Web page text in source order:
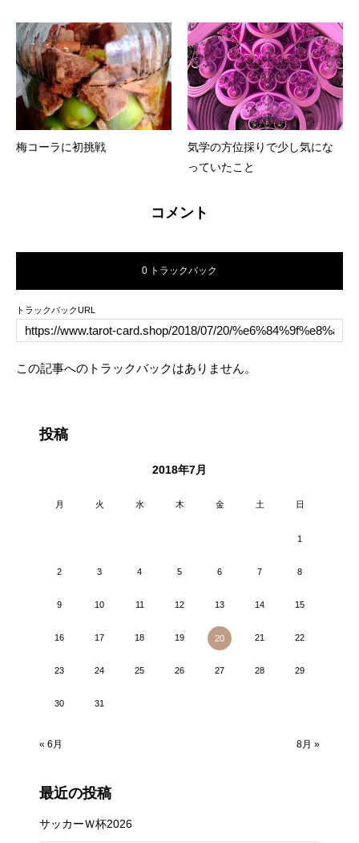
梅コーラに初挑戦
気学の方位採りで少し気にな
っていたこと
コメント
0 トラックバック
トラックバックURL
この記事へのトラックバックはありません。
投稿
2018年7月
月 火 水 木 金 土 日
1
2 3 4 5 6 7 8
9 10 11 12 13 14 15
16 17 18 19 20 21 22
23 24 25 26 27 28 29
30 31
« 6月 8月 »
最近の投稿
サッカーＷ杯2026